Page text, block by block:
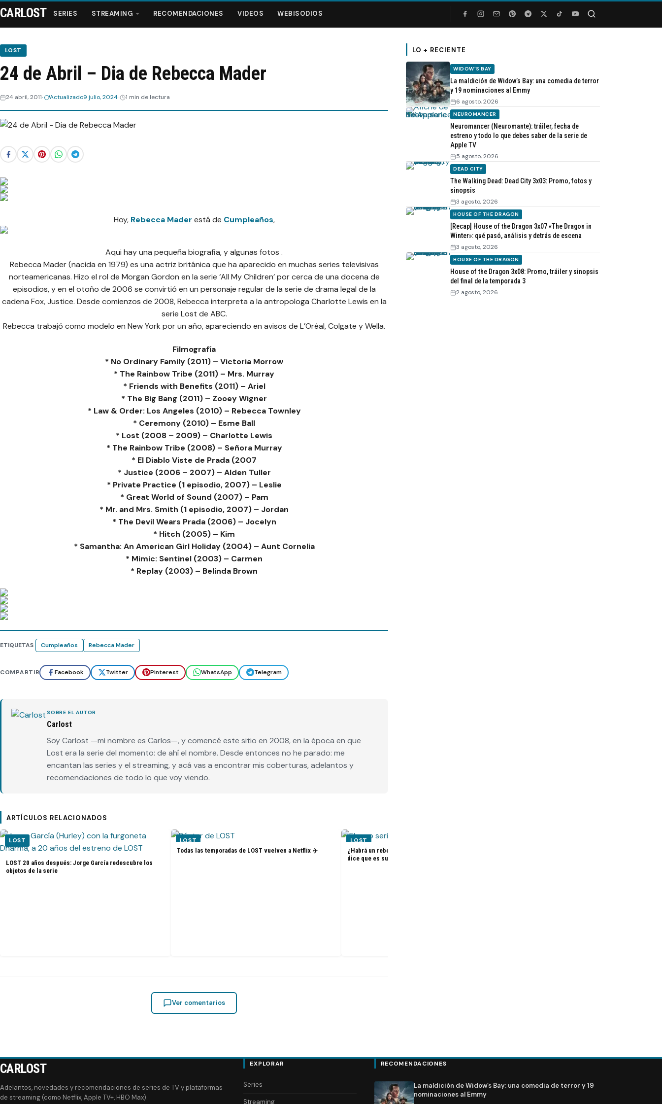
Series
Streaming
Recomendaciones
Videos
CARLOST SERIES STREAMING RECOMENDACIONES VIDEOS WEBISODIOS
LOST
24 de Abril – Dia de Rebecca Mader
24 abril, 2011 Actualizado9 julio, 2024 1 min de lectura
Hoy, Rebecca Mader está de Cumpleaños,
Aqui hay una pequeña biografia, y algunas fotos .
Rebecca Mader (nacida en 1979) es una actriz británica que ha aparecido en muchas series televisivas
norteamericanas. Hizo el rol de Morgan Gordon en la serie ‘All My Children’ por cerca de una docena de
episodios, y en el otoño de 2006 se convirtió en un personaje regular de la serie de drama legal de la
cadena Fox, Justice. Desde comienzos de 2008, Rebecca interpreta a la antropologa Charlotte Lewis en la
serie Lost de ABC.
Rebecca trabajó como modelo en New York por un año, apareciendo en avisos de L’Oréal, Colgate y Wella.
Filmografía
* No Ordinary Family (2011) – Victoria Morrow
* The Rainbow Tribe (2011) – Mrs. Murray
* Friends with Benefits (2011) – Ariel
* The Big Bang (2011) – Zooey Wigner
* Law & Order: Los Angeles (2010) – Rebecca Townley
* Ceremony (2010) – Esme Ball
* Lost (2008 – 2009) – Charlotte Lewis
* The Rainbow Tribe (2008) – Señora Murray
* El Diablo Viste de Prada (2007
* Justice (2006 – 2007) – Alden Tuller
* Private Practice (1 episodio, 2007) – Leslie
* Great World of Sound (2007) – Pam
* Mr. and Mrs. Smith (1 episodio, 2007) – Jordan
* The Devil Wears Prada (2006) – Jocelyn
* Hitch (2005) – Kim
* Samantha: An American Girl Holiday (2004) – Aunt Cornelia
* Mimic: Sentinel (2003) – Carmen
* Replay (2003) – Belinda Brown
ETIQUETAS Cumpleaños Rebecca Mader
COMPARTIR Facebook Twitter Pinterest WhatsApp Telegram
SOBRE EL AUTOR
Carlost
Soy Carlost —mi nombre es Carlos—, y comencé este sitio en 2008, en la época en que
Lost era la serie del momento: de ahí el nombre. Desde entonces no he parado: me
encantan las series y el streaming, y acá vas a encontrar mis coberturas, adelantos y
recomendaciones de todo lo que voy viendo.
ARTÍCULOS RELACIONADOS
LOST
LOST 20 años después: Jorge García redescubre los
objetos de la serie
LOST
Todas las temporadas de LOST vuelven a Netflix ✈️
LOST
¿Habrá un reboot de Lost? La nueva presidenta de ABC
dice que es su sueño
Ver comentarios
LO + RECIENTE
WIDOW'S BAY
La maldición de Widow’s Bay: una comedia de terror
y 19 nominaciones al Emmy
6 agosto, 2026
NEUROMANCER
Neuromancer (Neuromante): tráiler, fecha de
estreno y todo lo que debes saber de la serie de
Apple TV
5 agosto, 2026
DEAD CITY
The Walking Dead: Dead City 3x03: Promo, fotos y
sinopsis
3 agosto, 2026
HOUSE OF THE DRAGON
[Recap] House of the Dragon 3x07 «The Dragon in
Winter»: qué pasó, análisis y detrás de escena
3 agosto, 2026
HOUSE OF THE DRAGON
House of the Dragon 3x08: Promo, tráiler y sinopsis
del final de la temporada 3
2 agosto, 2026
CARLOST
Adelantos, novedades y recomendaciones de series de TV y plataformas
de streaming (como Netflix, Apple TV+, HBO Max).
EXPLORAR
Series
Streaming
RECOMENDACIONES
La maldición de Widow’s Bay: una comedia de terror y 19
nominaciones al Emmy